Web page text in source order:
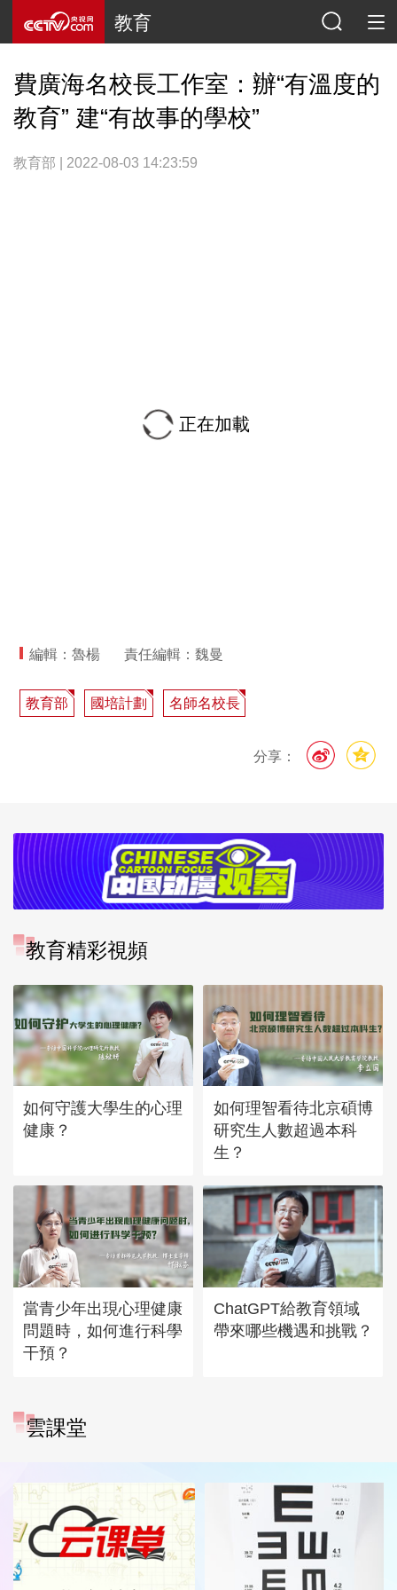
教育
費廣海名校長工作室：辦“有溫度的
教育” 建“有故事的學校”
教育部 | 2022-08-03 14:23:59
正在加載
編輯：魯楊 責任編輯：魏曼
教育部 國培計劃 名師名校長
分享：
教育精彩視頻
如何守護大學生的心理
健康？
如何理智看待北京碩博
研究生人數超過本科
生？
當青少年出現心理健康
問題時，如何進行科學
干預？
ChatGPT給教育領域
帶來哪些機遇和挑戰？
雲課堂